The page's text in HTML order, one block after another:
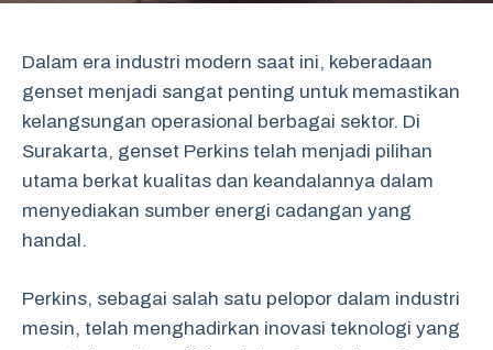
Dalam era industri modern saat ini, keberadaan
genset menjadi sangat penting untuk memastikan
kelangsungan operasional berbagai sektor. Di
Surakarta, genset Perkins telah menjadi pilihan
utama berkat kualitas dan keandalannya dalam
menyediakan sumber energi cadangan yang
handal.
Perkins, sebagai salah satu pelopor dalam industri
mesin, telah menghadirkan inovasi teknologi yang